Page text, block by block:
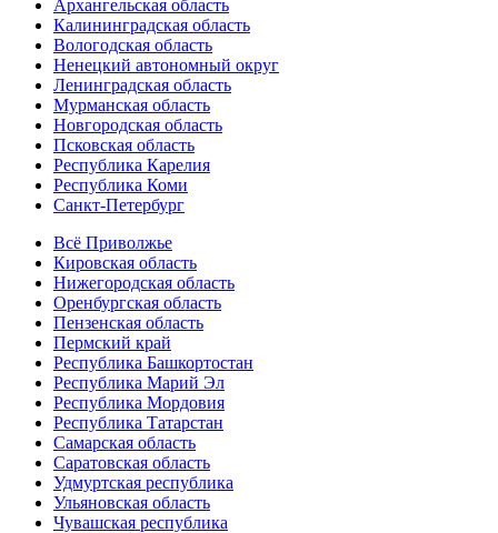
Архангельская область
Калининградская область
Вологодская область
Ненецкий автономный округ
Ленинградская область
Мурманская область
Новгородская область
Псковская область
Республика Карелия
Республика Коми
Санкт-Петербург
Всё Приволжье
Кировская область
Нижегородская область
Оренбургская область
Пензенская область
Пермский край
Республика Башкортостан
Республика Марий Эл
Республика Мордовия
Республика Татарстан
Самарская область
Саратовская область
Удмуртская республика
Ульяновская область
Чувашская республика